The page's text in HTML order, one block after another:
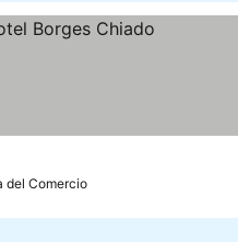
del Comercio